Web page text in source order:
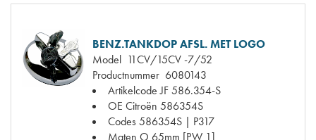
BENZ.TANKDOP AFSL. MET LOGO
Model 11CV/15CV -7/52
Productnummer 6080143
Artikelcode JF586.354-S
OE Citroën 586354S
Codes586354S | P317
Maten O 65mm [PW 1]